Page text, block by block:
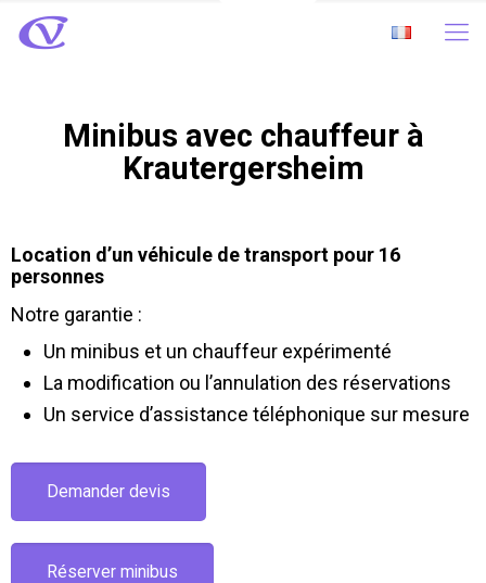
Minibus avec chauffeur à
Krautergersheim
Location d’un véhicule de transport pour 16
personnes
Notre garantie :
Un minibus et un chauffeur expérimenté
La modification ou l’annulation des réservations
Un service d’assistance téléphonique sur mesure
Demander devis
Réserver minibus